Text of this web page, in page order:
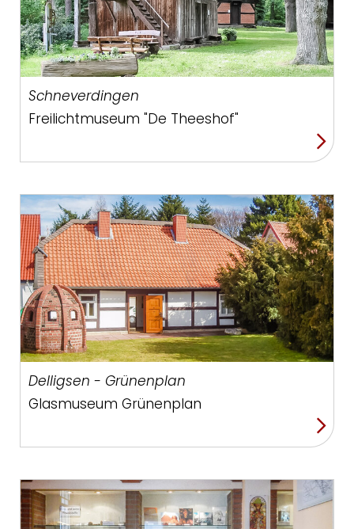
Schneverdingen
Freilichtmuseum "De Theeshof"
Delligsen - Grünenplan
Glasmuseum Grünenplan